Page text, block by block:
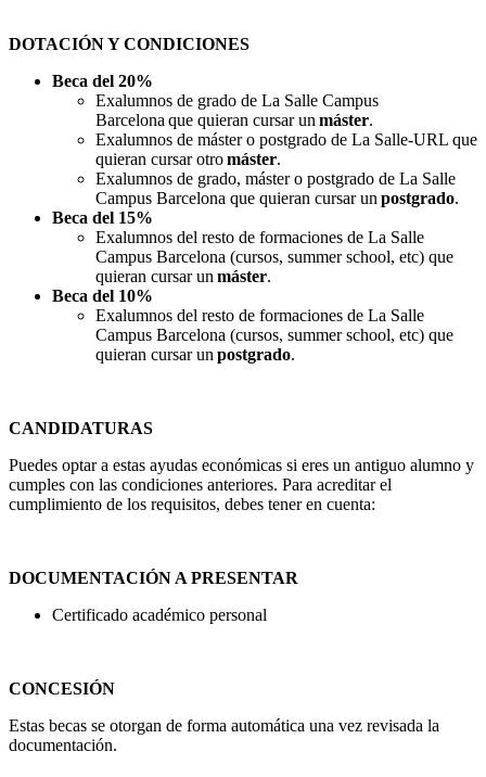
DOTACIÓN Y CONDICIONES
Beca del 20%
​Exalumnos de grado de La Salle Campus
Barcelona que quieran cursar un máster.
Exalumnos de máster o postgrado de La Salle-URL que
quieran cursar otromáster.
Exalumnos de grado, máster o postgrado de La Salle
Campus Barcelona que quieran cursar un postgrado.
Beca del 15%
Exalumnos del resto de formaciones de La Salle
Campus Barcelona (cursos, summer school, etc) que
quieran cursar un máster.
Beca del 10%
Exalumnos del resto de formaciones de La Salle
Campus Barcelona (cursos, summer school, etc) que
quieran cursar un postgrado.
CANDIDATURAS
Puedes optar a estas ayudas económicas si eres un antiguo alumno y
cumples con las condiciones anteriores. Para acreditar el
cumplimiento de los requisitos, debes tener en cuenta:
DOCUMENTACIÓN A PRESENTAR
Certificado académico personal
CONCESIÓN
Estas becas se otorgan de forma automática una vez revisada la
documentación.